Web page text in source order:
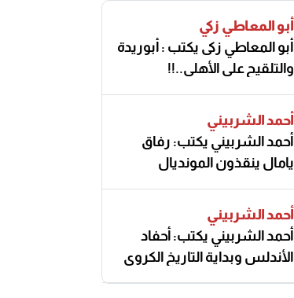
أبو المعاطي زكي
أبو المعاطي زكى يكتب : أبوريدة
والتلقيح على الأهلى..!!
أحمد الشربيني
أحمد الشربيني يكتب: رفاق
يامال ينقذون المونديال
أحمد الشربيني
أحمد الشربيني يكتب: أحفاد
الأندلس وبداية التاريخ الكروي